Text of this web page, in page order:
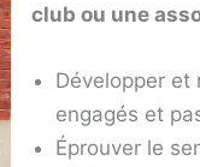
club ou une
Développer
engagés et
Éprouver le